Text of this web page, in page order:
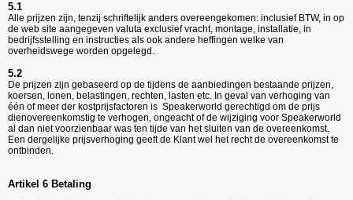
5.1
Alle prijzen zijn, tenzij schriftelijk anders overeengekomen: inclusief BTW, in op
de web site aangegeven valuta exclusief vracht, montage, installatie, in
bedrijfsstelling en instructies als ook andere heffingen welke van
overheidswege worden opgelegd.
5.2
De prijzen zijn gebaseerd op de tijdens de aanbiedingen bestaande prijzen,
koersen, lonen, belastingen, rechten, lasten etc. In geval van verhoging van
één of meer der kostprijsfactoren is Speakerworld gerechtigd om de prijs
dienovereenkomstig te verhogen, ongeacht of de wijziging voor Speakerworld
al dan niet voorzienbaar was ten tijde van het sluiten van de overeenkomst.
Een dergelijke prijsverhoging geeft de Klant wel het recht de overeenkomst te
ontbinden.
Artikel 6 Betaling